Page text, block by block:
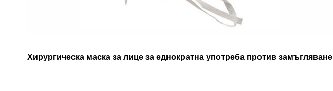
Хирургическа маска за лице за еднократна употреба против замъгляване